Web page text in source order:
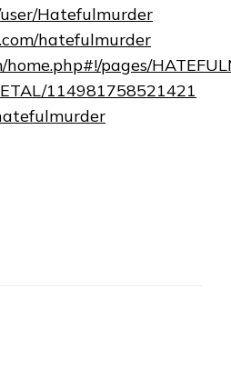
Hatefulmurder
hatefulmurder
pages/
114981758521421